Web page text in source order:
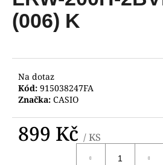
0,0
z
5
(006) K
Na dotaz
Kód: 915038247FA
Značka: CASIO
899 Kč / KS
a
j
t
?
HLEDAT